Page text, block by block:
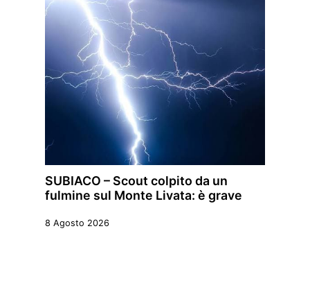
SUBIACO – Scout colpito da un
fulmine sul Monte Livata: è grave
8 Agosto 2026